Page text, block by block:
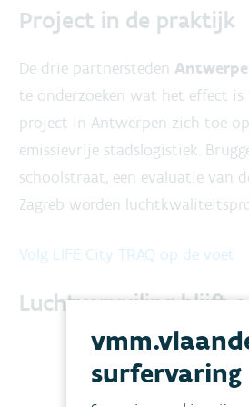
Project in de praktijk
De drie partnersteden
te onderzoeken wat het effect is
project in Antwerpen zich toe
emissievrije stadslogistiek.
schoolstraat, een evaluatie van
Zagreb worden
Volg LIFE City TRAQ op de voet
Luchtvervuiling blijft